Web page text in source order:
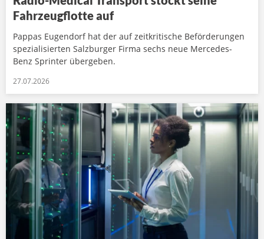
Fahrzeugflotte auf
Pappas Eugendorf hat der auf zeitkritische Beförderungen
spezialisierten Salzburger Firma sechs neue Mercedes-
Benz Sprinter übergeben.
27.07.2026